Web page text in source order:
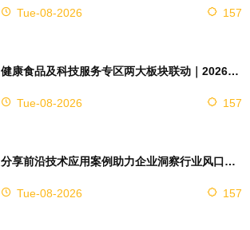
Tue-08-2026 157
健康食品及科技服务专区两大板块联动｜2026南京秋糖实现双向赋能助力企业对接技术资源
Tue-08-2026 157
分享前沿技术应用案例助力企业洞察行业风口，2026南京秋糖9号馆赋能创新
Tue-08-2026 157